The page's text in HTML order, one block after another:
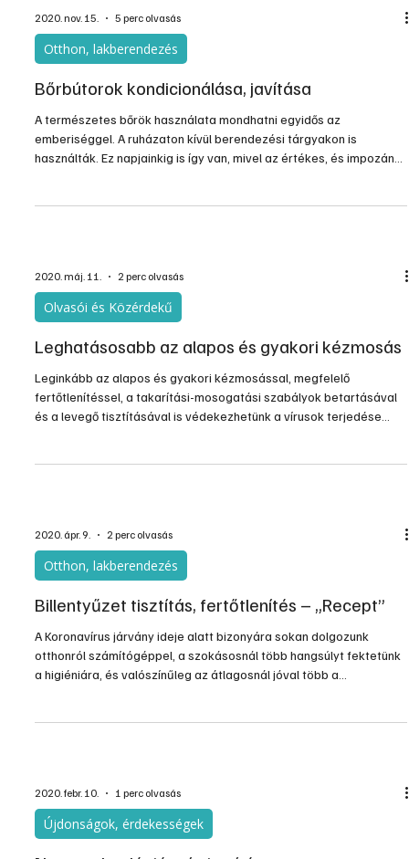
2020. nov. 15. 5 perc olvasás
Otthon, lakberendezés
Bőrbútorok kondicionálása, javítása
A természetes bőrök használata mondhatni egyidős az
emberiséggel. A ruházaton kívül berendezési tárgyakon is
használták. Ez napjainkig is így van, mivel az értékes, és impozáns
2020. máj. 11. 2 perc olvasás
Olvasói és Közérdekű
Leghatásosabb az alapos és gyakori kézmosás
Leginkább az alapos és gyakori kézmosással, megfelelő
fertőtlenítéssel, a takarítási-mosogatási szabályok betartásával
és a levegő tisztításával is védekezhetünk a vírusok terjedése
2020. ápr. 9. 2 perc olvasás
Otthon, lakberendezés
Billentyűzet tisztítás, fertőtlenítés – „Recept”
A Koronavírus járvány ideje alatt bizonyára sokan dolgozunk
otthonról számítógéppel, a szokásosnál több hangsúlyt fektetünk
a higiéniára, és valószínűleg az átlagosnál jóval több a
2020. febr. 10. 1 perc olvasás
Újdonságok, érdekességek